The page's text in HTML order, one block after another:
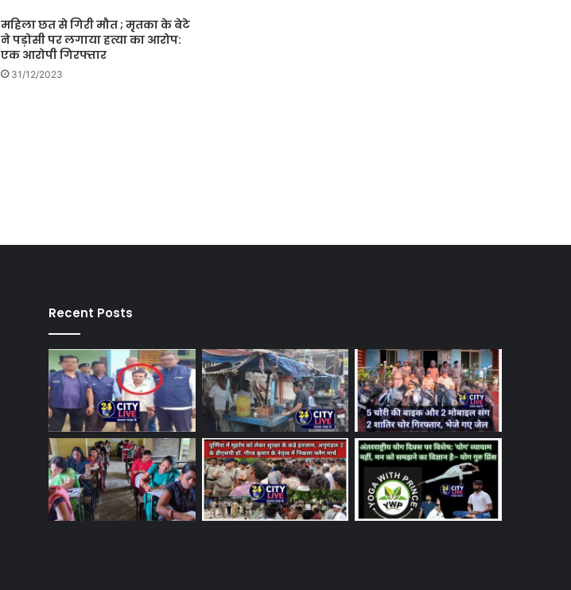
महिला छत से गिरी मौत ; मृतका के बेटे
ने पड़ोसी पर लगाया हत्या का आरोप:
एक आरोपी गिरफ्तार
31/12/2023
Recent Posts